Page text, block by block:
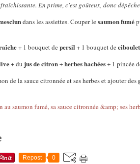
En prime, c'est goûteux, donc
dans les assiettes. Couper lesaumon fumé
+ 1 bouquet depersil+ 1 bouquet de
+ du jus de citron+herbes hachées+ 1 pincée
de la sauce citronnée et ses herbes et ajouter des
Repost 0